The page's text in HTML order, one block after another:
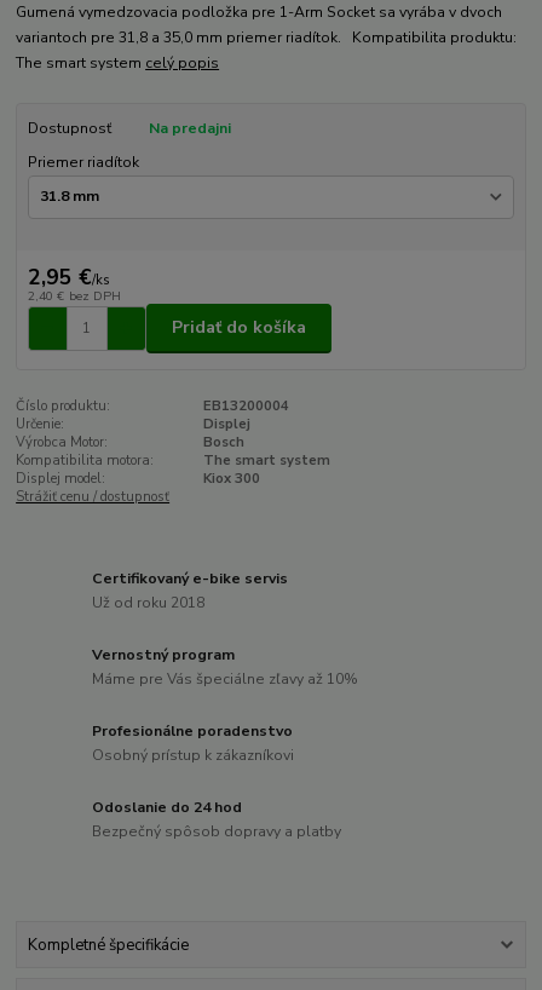
Gumená vymedzovacia podložka pre 1-Arm Socket sa vyrába v dvoch
variantoch pre 31,8 a 35,0 mm priemer riadítok. Kompatibilita produktu:
The smart system celý popis
Dostupnosť
Na predajni
Priemer riadítok
2,95 €/ks
2,40 € bez DPH
Pridať do košíka
Číslo produktu:
EB13200004
Určenie:
Displej
Výrobca Motor:
Bosch
Kompatibilita motora:
The smart system
Displej model:
Kiox 300
Strážiť cenu / dostupnosť
Certifikovaný e-bike servis
Už od roku 2018
Vernostný program
Máme pre Vás špeciálne zľavy až 10%
Profesionálne poradenstvo
Osobný prístup k zákazníkovi
Odoslanie do 24 hod
Bezpečný spôsob dopravy a platby
Kompletné špecifikácie